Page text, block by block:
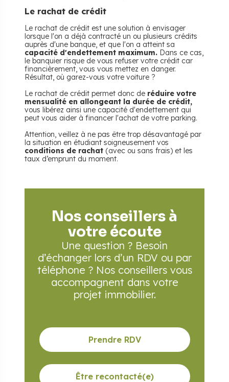
Le rachat de crédit
Le rachat de crédit est une solution à envisager
lorsque l'on a déjà contracté un ou plusieurs crédits
auprès d'une banque, et que l'on a atteint sa
capacité d'endettement maximum. Dans ce cas,
le banquier risque de vous refuser votre crédit car
financièrement, vous vous mettez en danger.
Résultat, où garez-vous votre voiture ?
Le rachat de crédit permet donc de réduire votre
mensualité en allongeant la durée de crédit,
vous libérez ainsi une capacité d'endettement qui
peut vous aider à financer l'achat de votre parking.
Attention, veillez à ne pas être trop désavantagé par
la situation en étudiant soigneusement vos
conditions de rachat (avec ou sans frais) et les
taux d’emprunt du moment.
Nos conseillers à
votre écoute
Une question ? Besoin
d’échanger lors d’un RDV ou par
téléphone ? Nos conseillers vous
accompagnent dans votre
projet immobilier.
Prendre RDV
Être recontacté(e)